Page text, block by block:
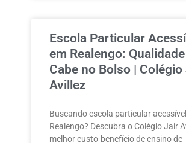
Escola Particular
em Realengo:
Cabe no Bolso |
Avillez
Buscando escola particular
Realengo? Descubra o Colégio Jair
melhor custo-benefício de ensino de